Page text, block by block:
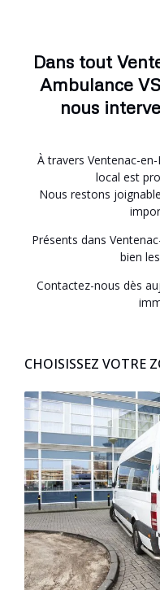
Dans tout
Ambulance
nous
À travers Ventenac-
local est
Nous restons
Présents dans
bien
Contactez-nous dès
CHOISISSEZ VOTRE